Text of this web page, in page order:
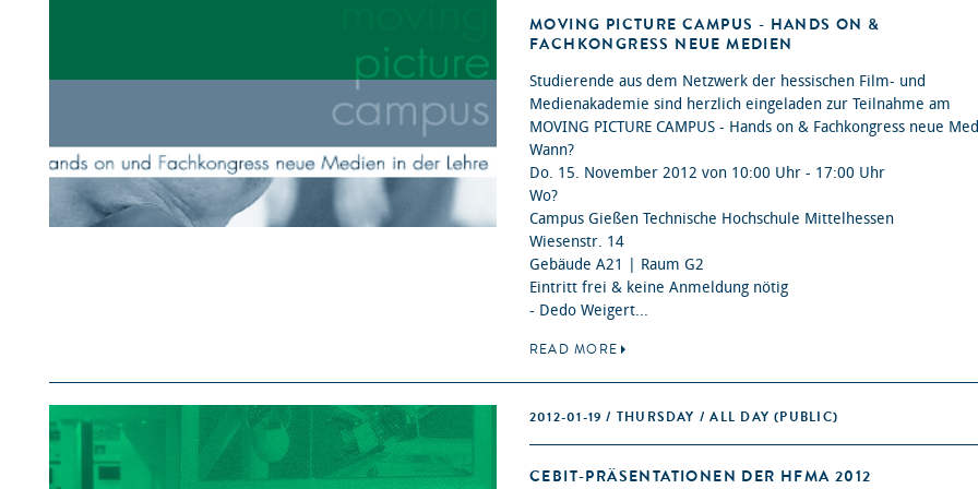
MOVING PICTURE CAMPUS - HANDS ON &
FACHKONGRESS NEUE MEDIEN
Studierende aus dem Netzwerk der hessischen Film- und
Medienakademie sind herzlich eingeladen zur Teilnahme am
MOVING PICTURE CAMPUS - Hands on & Fachkongress neue
Wann?
Do. 15. November 2012 von 10:00 Uhr - 17:00 Uhr
Wo?
Campus Gießen Technische Hochschule Mittelhessen
Wiesenstr. 14
Gebäude A21 | Raum G2
Eintritt frei & keine Anmeldung nötig
- Dedo Weigert...
READ MORE
2012-01-19 / THURSDAY / ALL DAY(PUBLIC)
CEBIT-PRÄSENTATIONEN DER HFMA 2012